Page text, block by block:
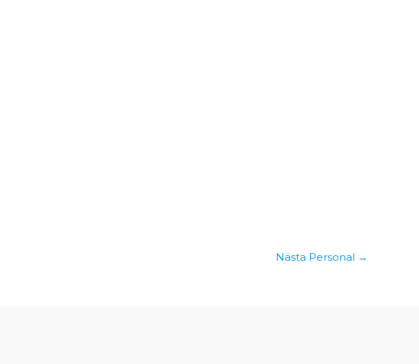
Nästa Personal →